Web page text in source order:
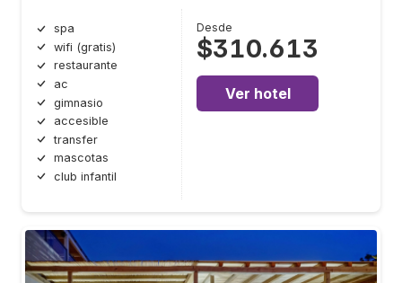
spa
wifi (gratis)
restaurante
ac
gimnasio
accesible
transfer
mascotas
club infantil
Desde
$310.613
Ver hotel